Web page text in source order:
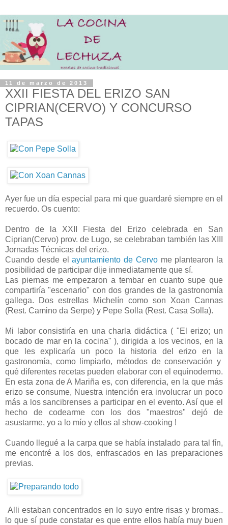
11 de marzo de 2013
XXII FIESTA DEL ERIZO SAN
CIPRIAN(CERVO) Y CONCURSO
TAPAS
Ayer fue un día especial para mi que guardaré siempre en el
recuerdo. Os cuento:
Dentro de la XXII Fiesta del Erizo celebrada en San
Ciprian(Cervo) prov. de Lugo, se celebraban también las XIII
Jornadas Técnicas del erizo.
Cuando desde el ayuntamiento de Cervome plantearon la
posibilidad de participar dije inmediatamente que sí.
Las piernas me empezaron a tembar en cuanto supe que
compartiría "escenario" con dos grandes de la gastronomía
gallega. Dos estrellas Michelín como son Xoan Cannas
(Rest. Camino da Serpe) y Pepe Solla (Rest. Casa Solla).
Mi labor consistiría en una charla didáctica ( "El erizo; un
bocado de mar en la cocina" ), dirigida a los vecinos, en la
que les explicaría un poco la historia del erizo en la
gastronomía, como limpiarlo, métodos de conservación y
qué diferentes recetas pueden elaborar con el equinodermo.
En esta zona de A Mariña es, con diferencia, en la que más
erizo se consume, Nuestra intención era involucrar un poco
más a los sancibrenses a participar en el evento. Así que el
hecho de codearme con los dos "maestros" dejó de
asustarme, yo a lo mío y ellos al show-cooking !
Cuando llegué a la carpa que se había instalado para tal fín,
me encontré a los dos, enfrascados en las preparaciones
previas.
Alli estaban concentrados en lo suyo entre risas y bromas..
lo que sí pude constatar es que entre ellos había muy buen